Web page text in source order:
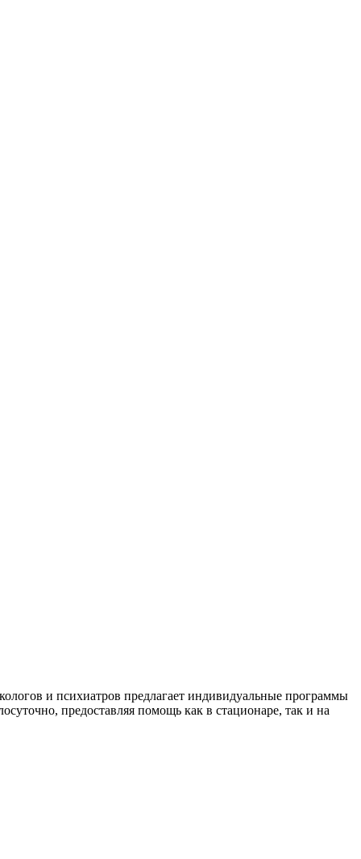
и психиатров предлагает индивидуальные программы
предоставляя помощь как в стационаре, так и на